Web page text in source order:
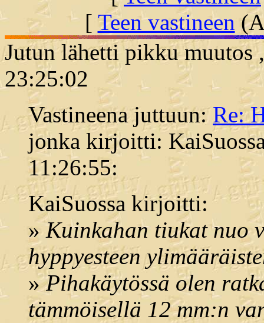
[ Teen vastineen
Jutun lähetti pikku
23:25:02
Vastineena juttuun:Re:
jonka kirjoitti:
11:26:55:
KaiSuossa kirjoitti:
»Kuinkahan tiukat nuo
hyppyesteen
»Pihakäytössä olen
tämmöisellä 12 mm:n